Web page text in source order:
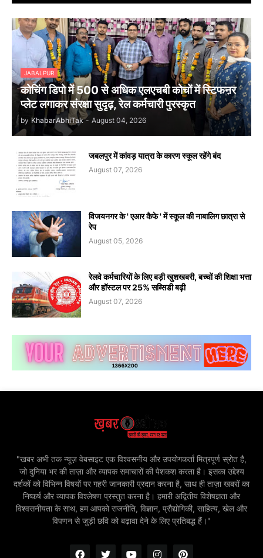
JABALPUR
कोचिंग डिपो में 500 से अधिक एलएचबी कोचों में स्टिफऩर
प्लेट लगाकर संरक्षा सुदृढ़, रेल कर्मचारी पुरस्कृत
by KhabarAbhiTak - August 04, 2026
जबलपुर में कांवड़ यात्रा के कारण स्कूल रहेंगे बंद
August 07, 2026
विजयनगर के ' एआर कैफे ' में स्कूल की नाबालिग छात्रा से
रेप
August 05, 2026
रेलवे कर्मचारियों के लिए बड़ी खुशखबरी, बच्चों की शिक्षा भत्ता
और हॉस्टल पर 25% सब्सिडी बढ़ी
August 07, 2026
"खबर अभी तक न्यूज़ वेबसाइट एक विश्वसनीय और उपयोगकर्ता मित्रपूर्ण स्रोत है,
जो दुनिया भर की ताज़ा और व्यापक समाचारों की पेशकश करता है। इसका उद्देश्य
दर्शकों को विभिन्न विषयों पर गहरी जानकारी प्रदान करना है, साथ ही ताज़ा खबरों का
निष्कर्ष और व्यापक विश्लेषण प्रस्तुत करना है। हमारी अद्वितीय विशेषज्ञता और
विश्वसनीयता के साथ, हम आपको राजनीति, विज्ञान, प्रौद्योगिकी, साहित्य, खेल और
विपणन से जुड़ी छवि को बढ़ावा देने के लिए प्रतिबद्ध हैं।"